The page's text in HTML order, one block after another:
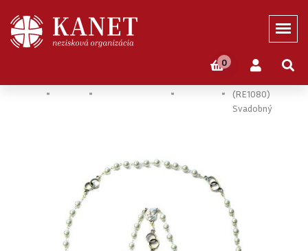
0
(RE1080)
Svadobný